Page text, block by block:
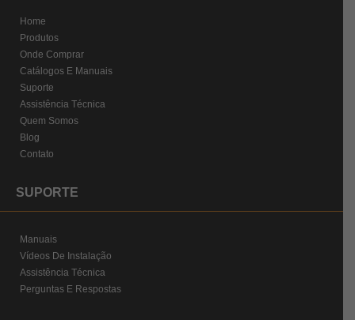
Home
Produtos
Onde Comprar
Catálogos E Manuais
Suporte
Assistência Técnica
Quem Somos
Blog
Contato
SUPORTE
Manuais
Vídeos De Instalação
Assistência Técnica
Perguntas E Respostas